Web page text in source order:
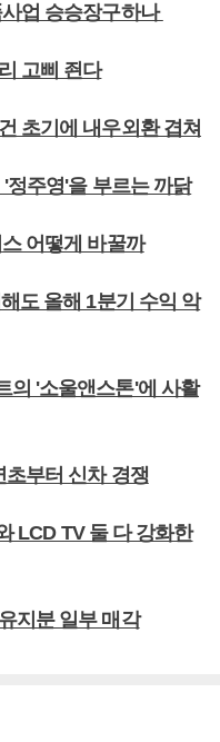
업 승승장구하나
고삐 죈다
초기에 내우외환 겹쳐
정주영'을 부르는 까닭
어떻게 바꿀까
도 올해 1분기 수익 악
의 '소울앤스톤'에 사활
초부터 신차 경쟁
LCD TV 둘 다 강화한
지분 일부 매각